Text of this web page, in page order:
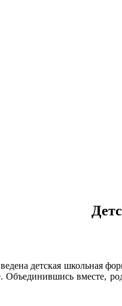
детская школьная
Объединившись вместе,